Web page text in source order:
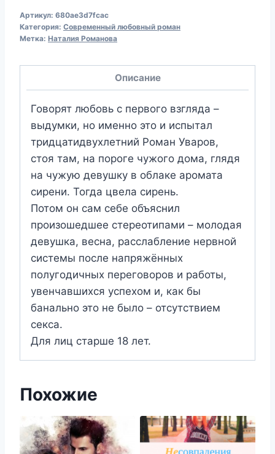
Артикул: 680ae3d7fcac
Категория: Современный любовный роман
Метка: Наталия Романова
Описание
Говорят любовь с первого взгляда –
выдумки, но именно это и испытал
тридцатидвухлетний Роман Уваров,
стоя там, на пороге чужого дома, глядя
на чужую девушку в облаке аромата
сирени. Тогда цвела сирень.
Потом он сам себе объяснил
произошедшее стереотипами – молодая
девушка, весна, расслабление нервной
системы после напряжённых
полугодичных переговоров и работы,
увенчавшихся успехом и, как бы
банально это не было – отсутствием
секса.
Для лиц старше 18 лет.
Похожие